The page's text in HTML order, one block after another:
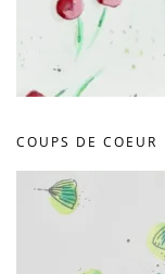
COUPS DE COEUR